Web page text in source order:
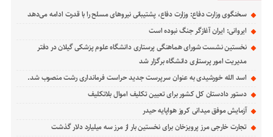
سخنگوی وزارت دفاع: وزارت دفاع، پشتیبانی نیرو‌های مسلح را با قدرت ادامه می‌دهد
ایروانی: ایران آغازگر جنگ نبوده است
نخستین نشست شورای هماهنگی پرستاری دانشگاه علوم پزشکی گیلان در دفتر
مدیریت امور پرستاری دانشگاه برگزار شد
اسد الله خورشیدی به عنوان سرپرست جدید حراست فرمانداری رشت منصوب شد.
دستور دادستان کل کشور برای تعیین تکلیف اموال بلاتکلیف
آزمایش موفق میدانی کروز هواپایه حیدر
تجارت خارجی مرز پرویزخان برای نخستین بار از مرز سه میلیارد دلار گذشت